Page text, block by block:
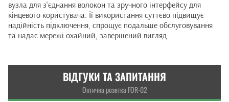
вузла для з'єднання волокон та зручного інтерфейсу для
кінцевого користувача. Її використання суттєво підвищує
надійність підключення, спрощує подальше обслуговування
та надає мережі охайний, завершений вигляд.
ВІДГУКИ ТА ЗАПИТАННЯ
Оптична розетка FOR-02